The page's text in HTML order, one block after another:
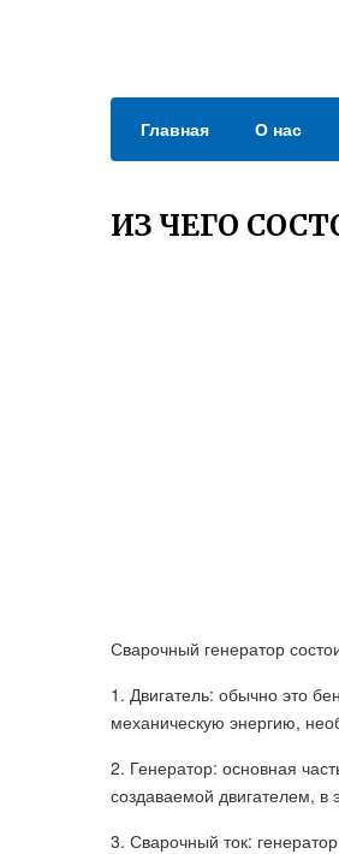
Главная О нас
ИЗ ЧЕГО
Сварочный генератор
1. Двигатель: обычно это
механическую энергию,
2. Генератор: основная
создаваемой двигателем, в
3. Сварочный ток: